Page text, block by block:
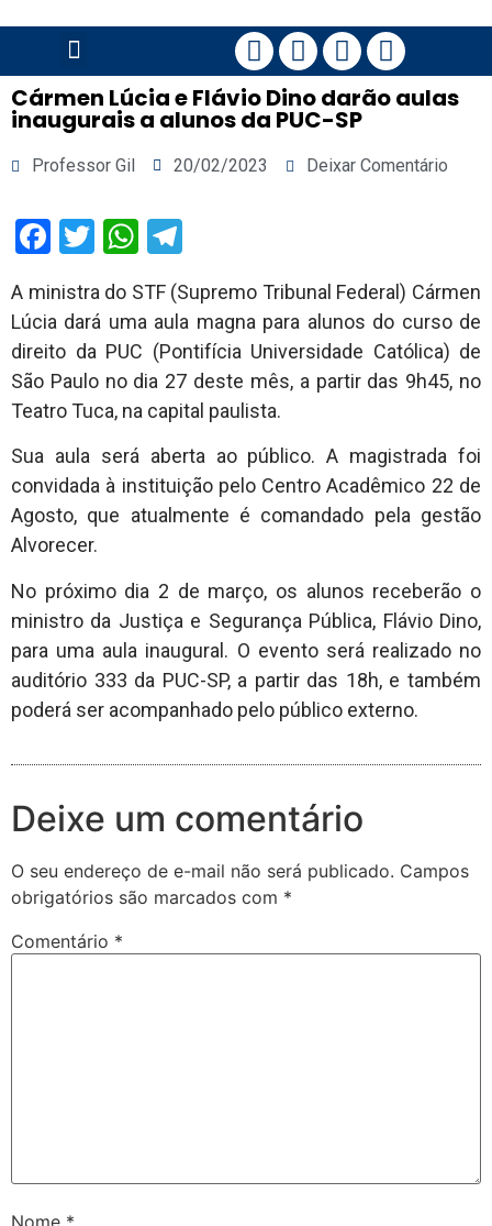
Cármen Lúcia e Flávio Dino darão aulas
inaugurais a alunos da PUC-SP
Professor Gil 20/02/2023 Deixar Comentário
Facebook
TwitterWhatsApp
A ministra do STF (Supremo Tribunal Federal) Cármen
Lúcia dará uma aula magna para alunos do curso de
direito da PUC (Pontifícia Universidade Católica) de
São Paulo no dia 27 deste mês, a partir das 9h45, no
Teatro Tuca, na capital paulista.
Sua aula será aberta ao público. A magistrada foi
convidada à instituição pelo Centro Acadêmico 22 de
Agosto, que atualmente é comandado pela gestão
Alvorecer.
No próximo dia 2 de março, os alunos receberão o
ministro da Justiça e Segurança Pública, Flávio Dino,
para uma aula inaugural. O evento será realizado no
auditório 333 da PUC-SP, a partir das 18h, e também
poderá ser acompanhado pelo público externo.
Deixe um comentário
O seu endereço de e-mail não será publicado. Campos
obrigatórios são marcados com *
Comentário *
Nome *